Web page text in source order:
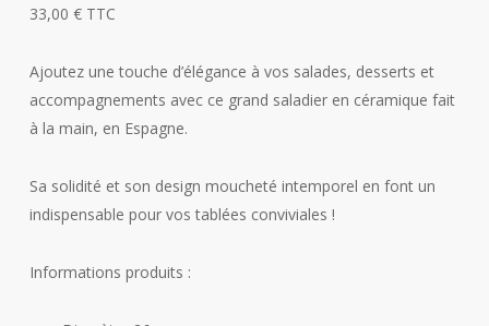
33,00 € TTC
Ajoutez une touche d’élégance à vos salades, desserts et
accompagnements avec ce grand saladier en céramique fait
à la main, en Espagne.
Sa solidité et son design moucheté intemporel en font un
indispensable pour vos tablées conviviales !
Informations produits :